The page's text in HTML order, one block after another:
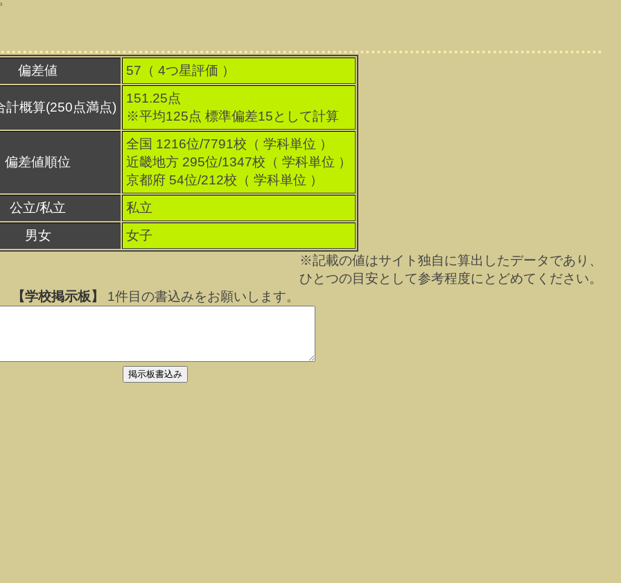
偏差値 57（ 4つ星評価 ）
計概算(250点満点)
151.25点
※平均125点 標準偏差15として計算
偏差値順位
全国 1216位/7791校（ 学科単位 ）
近畿地方 295位/1347校（ 学科単位 ）
京都府 54位/212校（ 学科単位 ）
公立/私立
私立
男女
女子
※記載の値はサイト独自に算出したデータであり、
ひとつの目安として参考程度にとどめてください。
【学校掲示板】
1件目の書込みをお願いします。